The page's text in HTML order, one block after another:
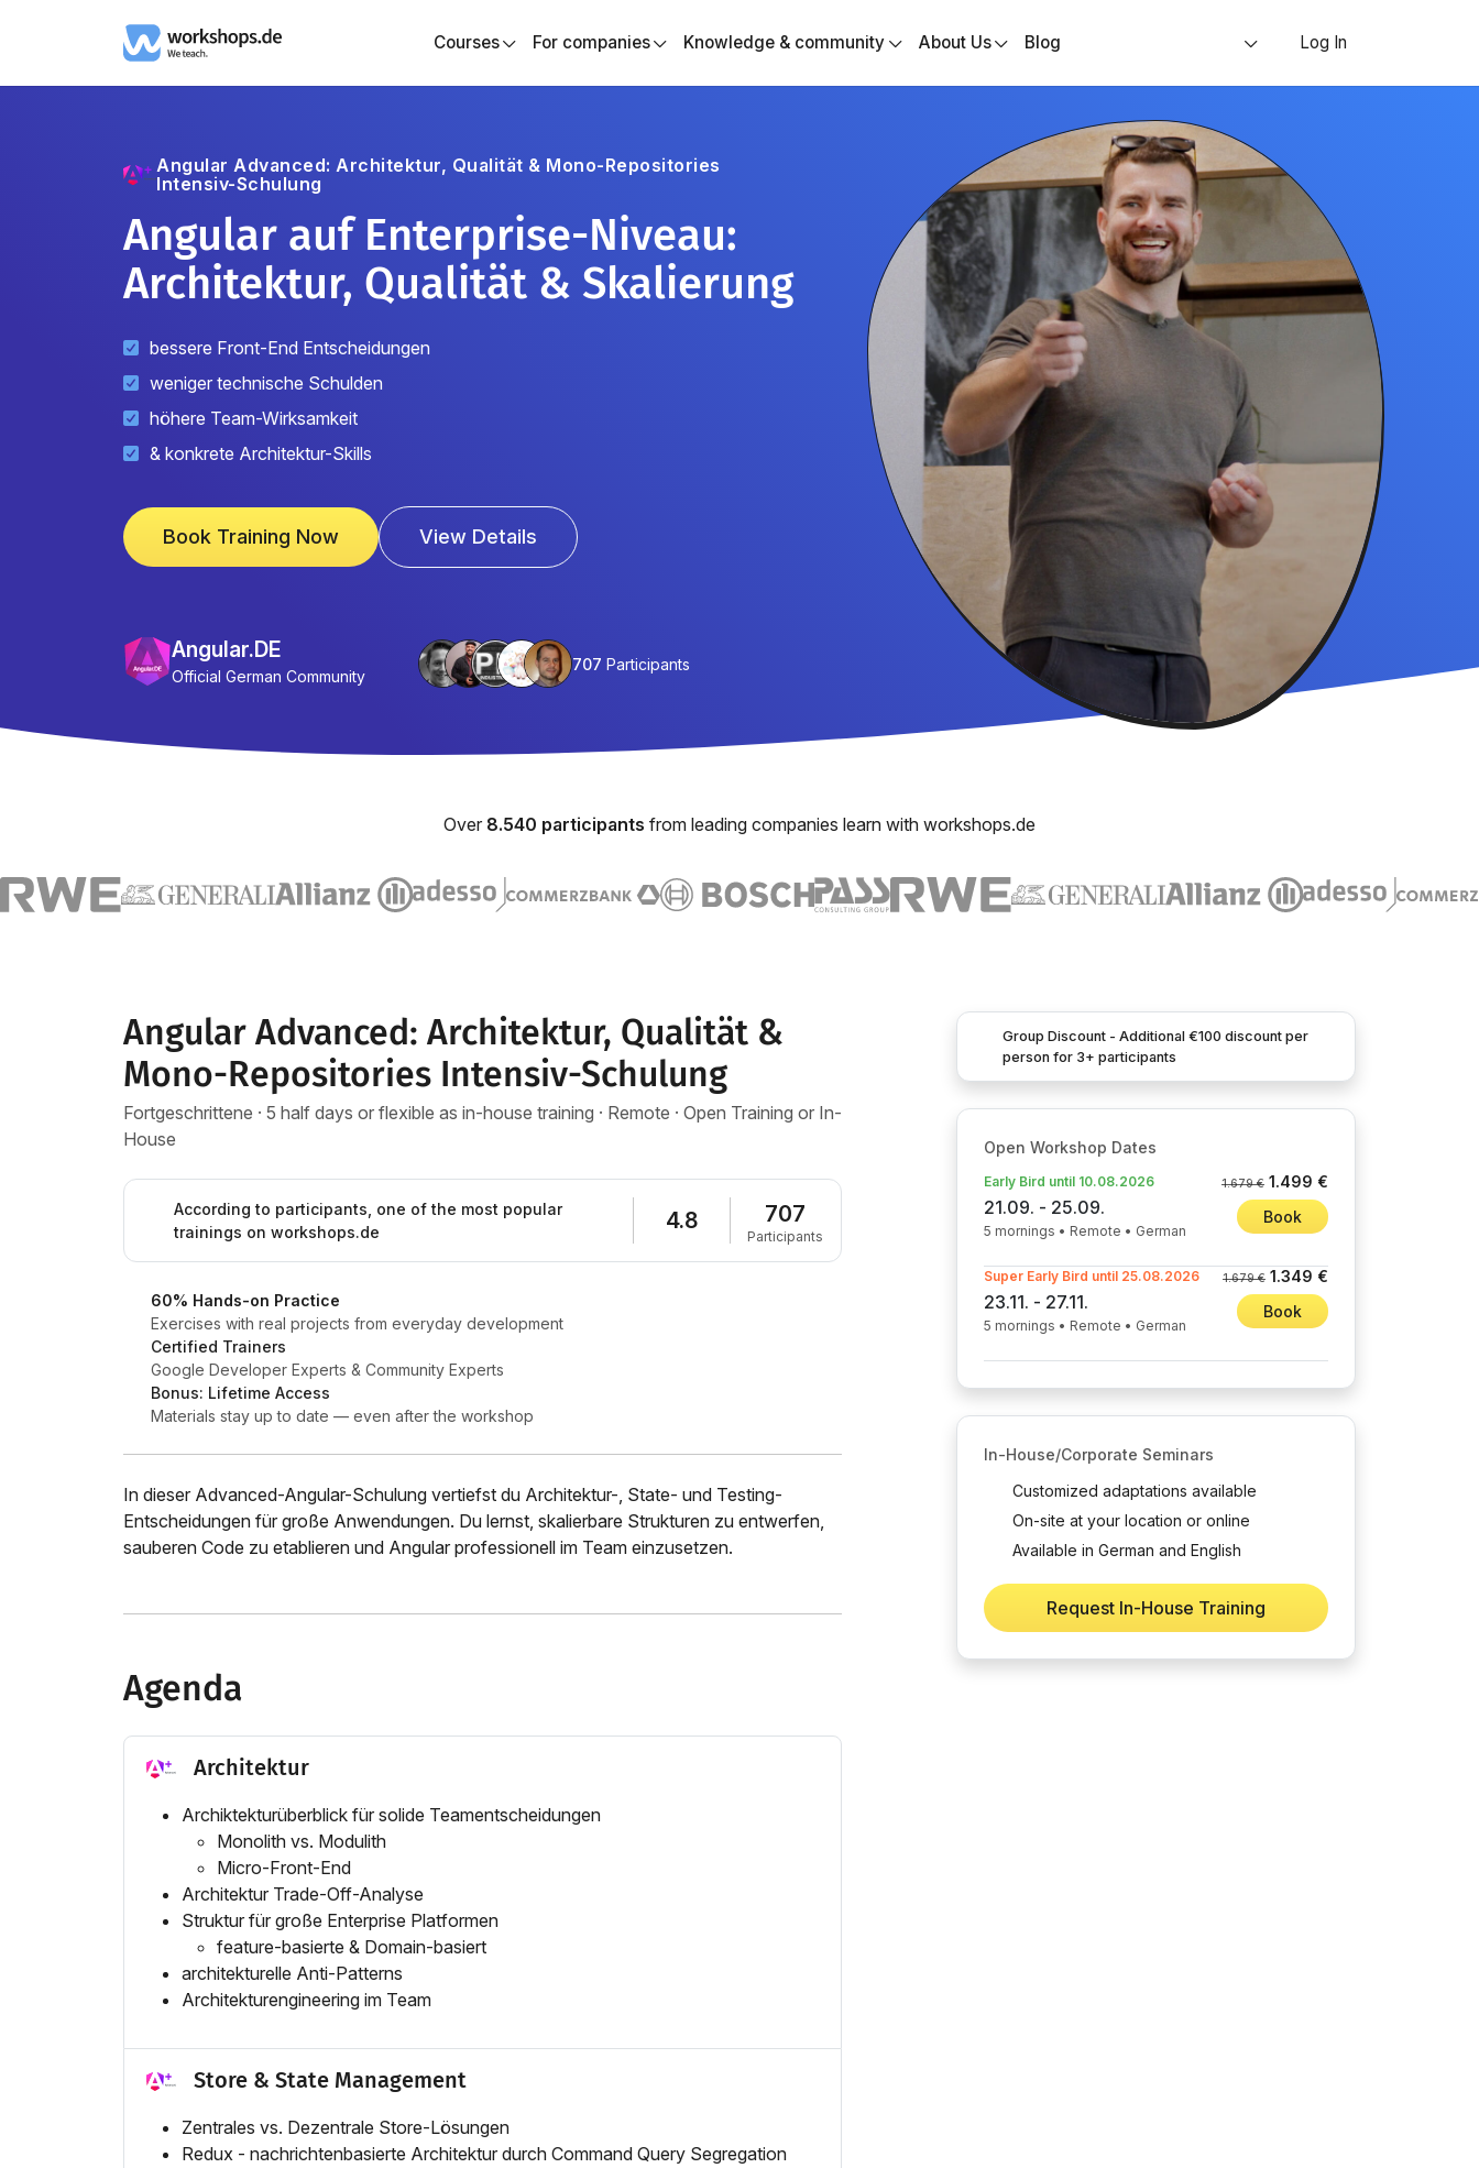
Courses For companies Knowledge & community About Us Blog Log In
Angular Advanced: Architektur, Qualität & Mono-Repositories
Intensiv-Schulung
Angular auf Enterprise-Niveau:
Architektur, Qualität & Skalierung
bessere Front-End Entscheidungen
weniger technische Schulden
höhere Team-Wirksamkeit
& konkrete Architektur-Skills
Book Training Now View Details
Angular.DE
Official German Community
707 Participants
Over 8.540 participants from leading companies learn with workshops.de
Angular Advanced: Architektur, Qualität &
Mono-Repositories Intensiv-Schulung
Fortgeschrittene · 5 half days or flexible as in-house training · Remote · Open Training or In-
House
According to participants, one of the most popular
trainings on workshops.de
4.8 707
Participants
60% Hands-on Practice
Exercises with real projects from everyday development
Certified Trainers
Google Developer Experts & Community Experts
Bonus: Lifetime Access
Materials stay up to date — even after the workshop
In dieser Advanced-Angular-Schulung vertiefst du Architektur-, State- und Testing-
Entscheidungen für große Anwendungen. Du lernst, skalierbare Strukturen zu entwerfen,
sauberen Code zu etablieren und Angular professionell im Team einzusetzen.
Agenda
Architektur
Archiktekturüberblick für solide Teamentscheidungen
Monolith vs. Modulith
Micro-Front-End
Architektur Trade-Off-Analyse
Struktur für große Enterprise Platformen
feature-basierte & Domain-basiert
architekturelle Anti-Patterns
Architekturengineering im Team
Store & State Management
Zentrales vs. Dezentrale Store-Lösungen
Redux - nachrichtenbasierte Architektur durch Command Query Segregation
Group Discount - Additional €100 discount per
person for 3+ participants
Open Workshop Dates
Early Bird until 10.08.2026
21.09. - 25.09.
5 mornings • Remote • German
1.679 €1.499 €
Book
Super Early Bird until 25.08.2026
23.11. - 27.11.
5 mornings • Remote • German
1.679 €1.349 €
Book
In-House/Corporate Seminars
Customized adaptations available
On-site at your location or online
Available in German and English
Request In-House Training